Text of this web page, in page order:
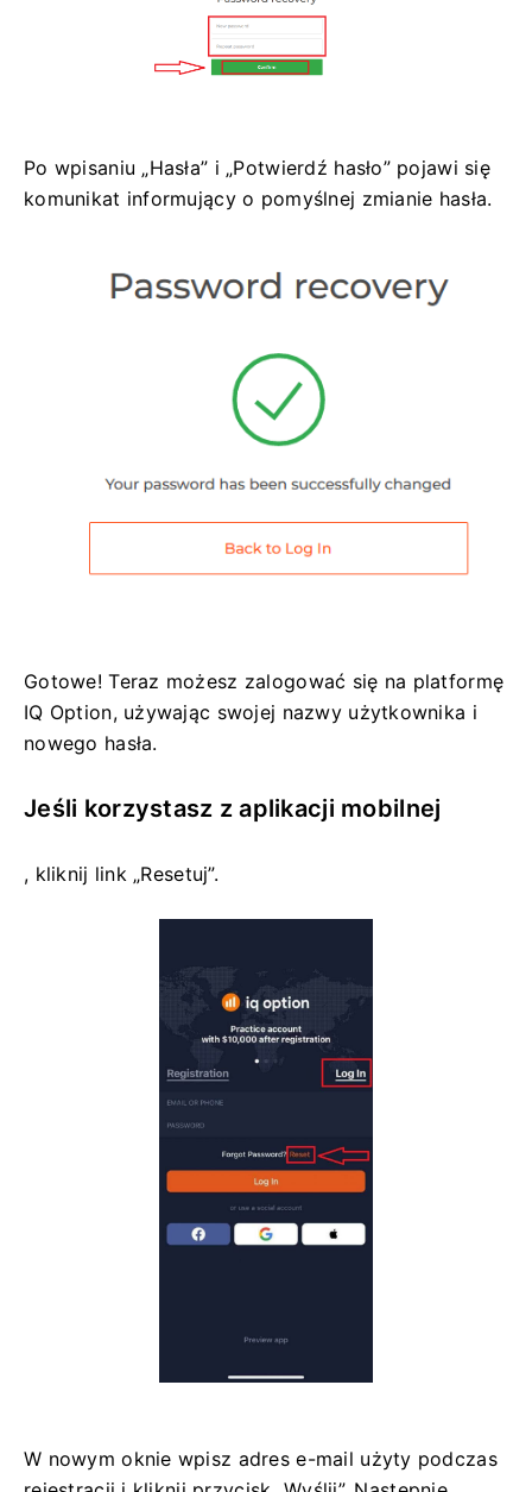
Po wpisaniu „Hasła” i „Potwierdź hasło” pojawi się
komunikat informujący o pomyślnej zmianie hasła.
Gotowe! Teraz możesz zalogować się na platformę
IQ Option, używając swojej nazwy użytkownika i
nowego hasła.
Jeśli korzystasz z aplikacji mobilnej
, kliknij link „Resetuj”.
W nowym oknie wpisz adres e-mail użyty podczas